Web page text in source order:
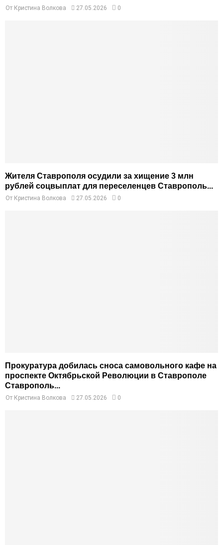
От Кристина Волкова 27.05.2026 0
Жителя Ставрополя осудили за хищение 3 млн
рублей соцвыплат для переселенцев Ставрополь...
От Кристина Волкова 27.05.2026 0
Прокуратура добилась сноса самовольного кафе на
проспекте Октябрьской Революции в Ставрополе
Ставрополь...
От Кристина Волкова 27.05.2026 0